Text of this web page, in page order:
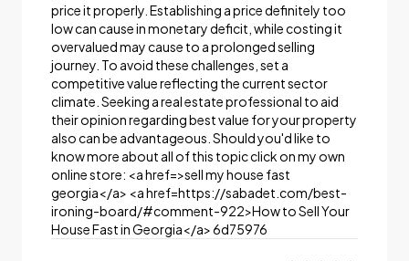
price it properly. Establishing a price definitely too
low can cause in monetary deficit, while costing it
overvalued may cause to a prolonged selling
journey. To avoid these challenges, set a
competitive value reflecting the current sector
climate. Seeking a real estate professional to aid
their opinion regarding best value for your property
also can be advantageous. Should you'd like to
know more about all of this topic click on my own
online store: <a href=>sell my house fast
georgia</a> <a href=https://sabadet.com/best-
ironing-board/#comment-922>How to Sell Your
House Fast in Georgia</a> 6d75976